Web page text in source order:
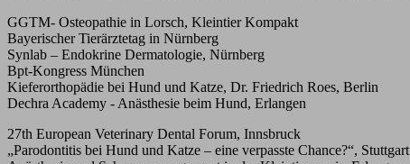
GGTM- Osteopathie in Lorsch, Kleintier Kompakt
Bayerischer Tierärztetag in Nürnberg
Synlab – Endokrine Dermatologie, Nürnberg
Bpt-Kongress München
Kieferorthopädie bei Hund und Katze, Dr. Friedrich Roes, Berlin
Dechra Academy - Anästhesie beim Hund, Erlangen
27th European Veterinary Dental Forum, Innsbruck
„Parodontitis bei Hund und Katze – eine verpasste Chance?“, Stuttgart